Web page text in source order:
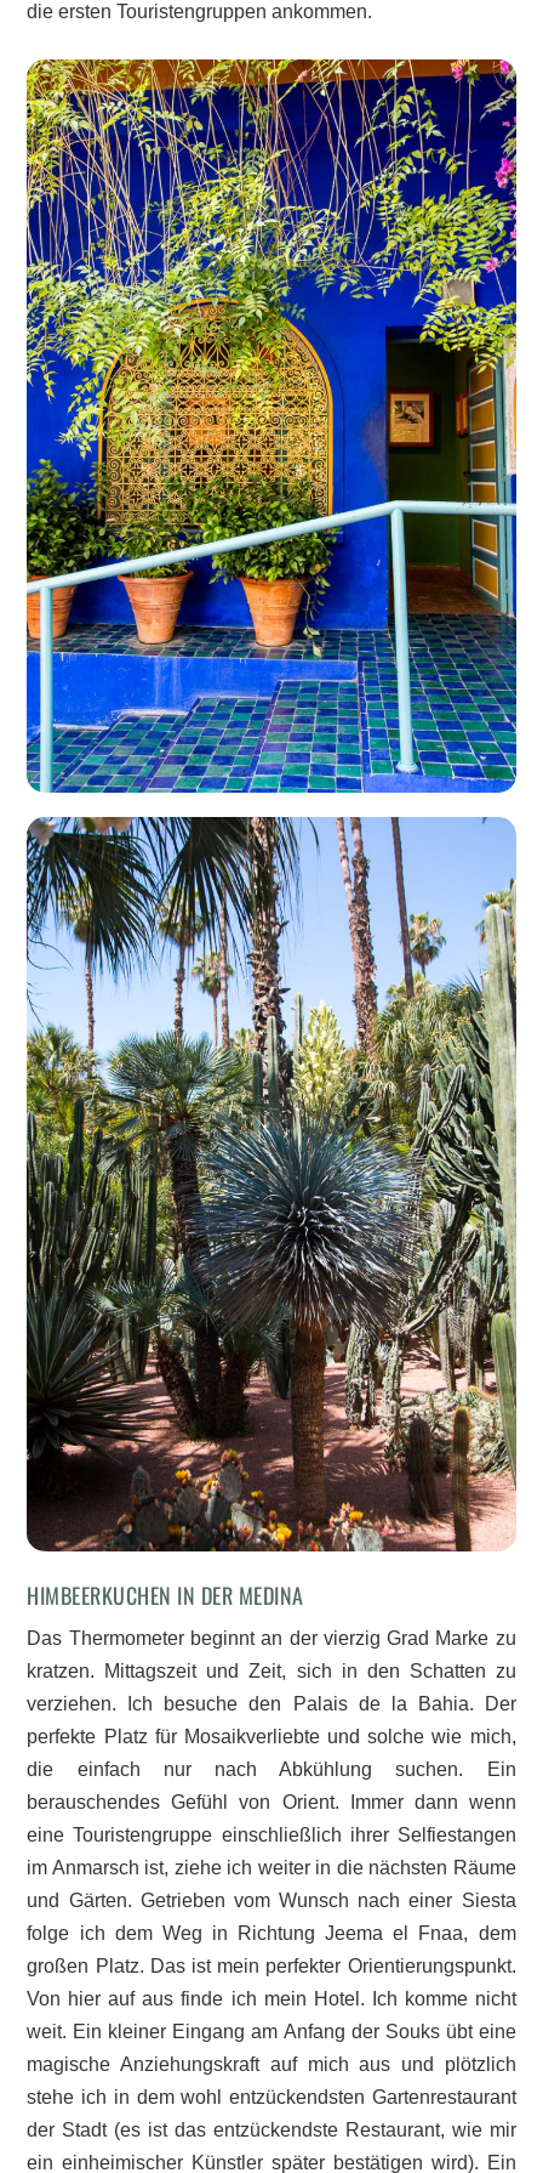
die ersten Touristengruppen ankommen.
HIMBEERKUCHEN IN DER MEDINA
Das Thermometer beginnt an der vierzig Grad Marke zu
kratzen. Mittagszeit und Zeit, sich in den Schatten zu
verziehen. Ich besuche den Palais de la Bahia. Der
perfekte Platz für Mosaikverliebte und solche wie mich,
die einfach nur nach Abkühlung suchen. Ein
berauschendes Gefühl von Orient. Immer dann wenn
eine Touristengruppe einschließlich ihrer Selfiestangen
im Anmarsch ist, ziehe ich weiter in die nächsten Räume
und Gärten. Getrieben vom Wunsch nach einer Siesta
folge ich dem Weg in Richtung Jeema el Fnaa, dem
großen Platz. Das ist mein perfekter Orientierungspunkt.
Von hier auf aus finde ich mein Hotel. Ich komme nicht
weit. Ein kleiner Eingang am Anfang der Souks übt eine
magische Anziehungskraft auf mich aus und plötzlich
stehe ich in dem wohl entzückendsten Gartenrestaurant
der Stadt (es ist das entzückendste Restaurant, wie mir
ein einheimischer Künstler später bestätigen wird). Ein